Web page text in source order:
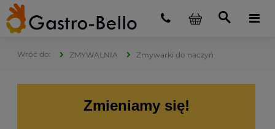
ZMYWALNIA Zmywarki do naczyń
Zmieniamy się!